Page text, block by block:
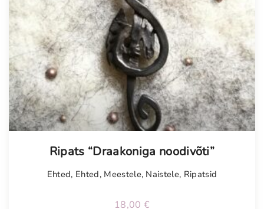
Ripats “Draakoniga noodivõti”
Ehted, Ehted, Meestele, Naistele, Ripatsid
18,00 €